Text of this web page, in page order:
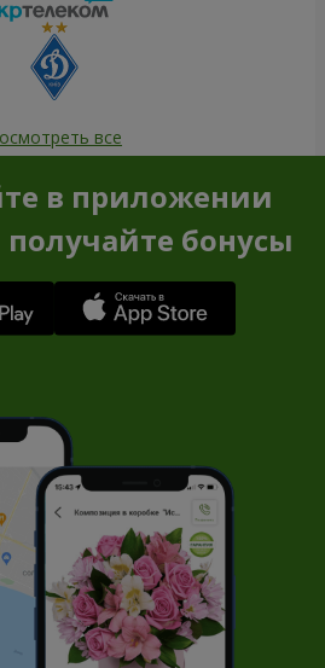
все
в приложении
получайте бонусы